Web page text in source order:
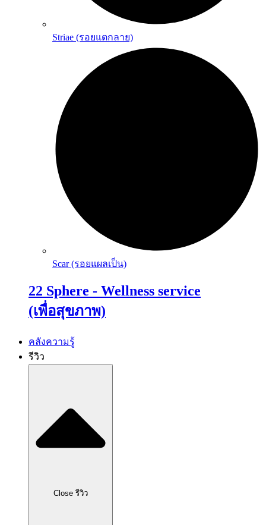
Striae (รอยแตกลาย)
Scar (รอยแผลเป็น)
22 Sphere - Wellness service
(เพื่อสุขภาพ)
คลังความรู้
รีวิว
Close รีวิว